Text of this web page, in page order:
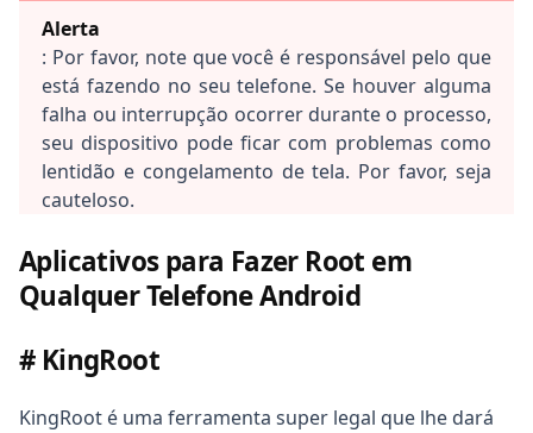
Alerta
: Por favor, note que você é responsável pelo que
está fazendo no seu telefone. Se houver alguma
falha ou interrupção ocorrer durante o processo,
seu dispositivo pode ficar com problemas como
lentidão e congelamento de tela. Por favor, seja
cauteloso.
Aplicativos para Fazer Root em
Qualquer Telefone Android
# KingRoot
KingRoot é uma ferramenta super legal que lhe dará